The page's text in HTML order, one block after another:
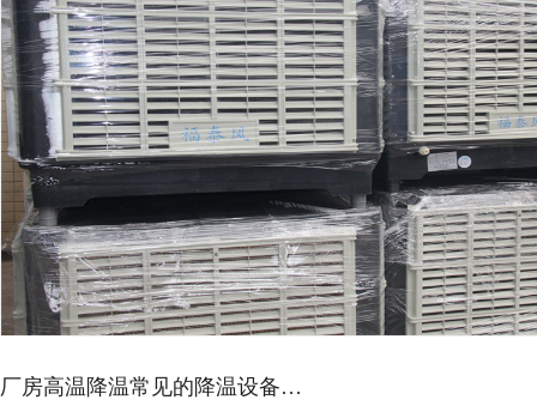
厂房高温降温常见的降温设备…